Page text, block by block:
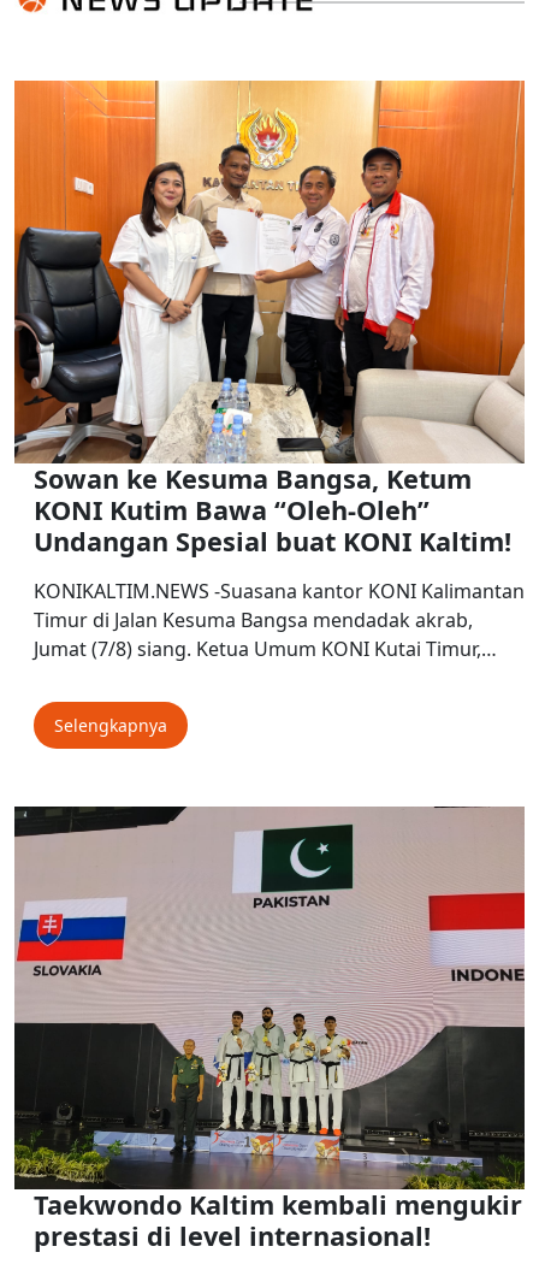
Sowan ke Kesuma Bangsa, Ketum
KONI Kutim Bawa “Oleh-Oleh”
Undangan Spesial buat KONI Kaltim!
KONIKALTIM.NEWS -Suasana kantor KONI Kalimantan
Timur di Jalan Kesuma Bangsa mendadak akrab,
Jumat (7/8) siang. Ketua Umum KONI Kutai Timur,…
Selengkapnya
Taekwondo Kaltim kembali mengukir
prestasi di level internasional!